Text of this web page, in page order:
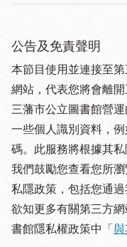
公告及免責聲明
本節目使用並連接至
網站，代表您將會離
三藩市公立圖書館營
一些個人識別資料，
碼。此服務將根據其
我們鼓勵您查看您所
私隱政策，包括您通
欲知更多有關第三方
書館隱私權政策中「 與